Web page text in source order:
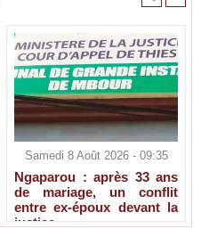
Samedi 8 Août 2026 - 09:35
Ngaparou : après 33 ans
de mariage, un conflit
entre ex-époux devant la
justice